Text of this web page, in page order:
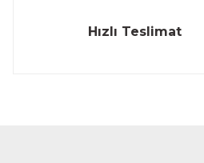
Hızlı Teslimat